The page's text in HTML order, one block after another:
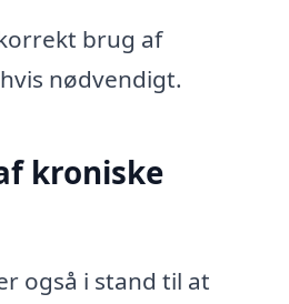
brug af
nødvendigt.
kroniske
også i stand til at